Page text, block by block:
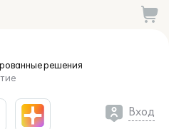
решения
Вход